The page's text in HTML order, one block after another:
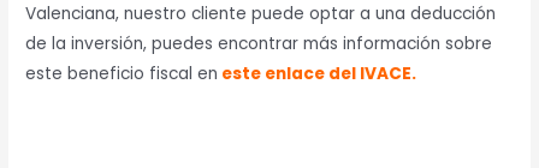
Valenciana, nuestro cliente puede optar a una deducción
de la inversión, puedes encontrar más información sobre
este beneficio fiscal en este enlace del IVACE.